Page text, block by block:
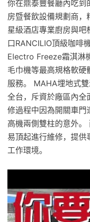
你在鼎泰豐餐廳內吃
房暨餐飲設備規劃商
星級酒店專業廚房與
口RANCILIO頂級咖啡
Electro Freeze霜淇淋
毛巾機等最高規格軟
服務。 MAHA埋地式
全台，斥資於廠區內全
修過程中因為開關車門
高機兩側雙柱的意外
易頂起進行維修，提供
工作環境。